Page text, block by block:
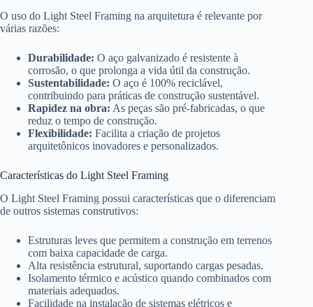
O uso do Light Steel Framing na arquitetura é relevante por
várias razões:
Durabilidade: O aço galvanizado é resistente à
corrosão, o que prolonga a vida útil da construção.
Sustentabilidade: O aço é 100% reciclável,
contribuindo para práticas de construção sustentável.
Rapidez na obra: As peças são pré-fabricadas, o que
reduz o tempo de construção.
Flexibilidade: Facilita a criação de projetos
arquitetônicos inovadores e personalizados.
Características do Light Steel Framing
O Light Steel Framing possui características que o diferenciam
de outros sistemas construtivos:
Estruturas leves que permitem a construção em terrenos
com baixa capacidade de carga.
Alta resistência estrutural, suportando cargas pesadas.
Isolamento térmico e acústico quando combinados com
materiais adequados.
Facilidade na instalação de sistemas elétricos e